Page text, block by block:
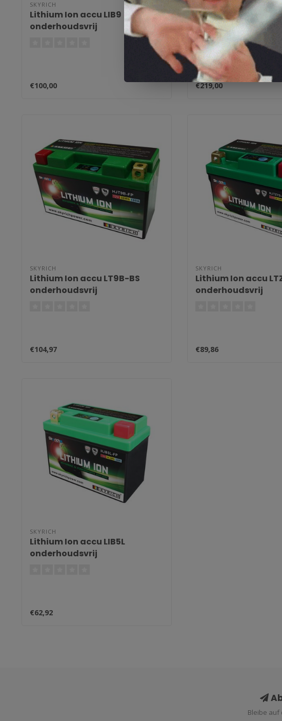
SKYRICH
Lithium Ion accu LIB9
onderhoudsvrij
€100,00
SKYRICH
Lithium Ion accu
onderhoudsvrij
€219,00
SKYRICH
Lithium Ion accu LT9B-BS
onderhoudsvrij
€104,97
SKYRICH
Lithium Ion accu
onderhoudsvrij
€89,86
SKYRICH
Lithium Ion accu LIB5L
onderhoudsvrij
€62,92
Bleibe auf